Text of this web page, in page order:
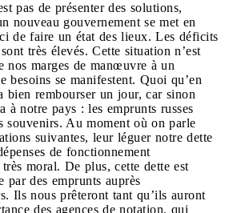
pas de présenter des solutions,
nouveau gouvernement se met en
de faire un état des lieux. Les déficits
très élevés. Cette situation n’est
nos marges de manœuvre à un
besoins se manifestent. Quoi qu’en
bien rembourser un jour, car sinon
à notre pays : les emprunts russes
souvenirs. Au moment où on parle
suivantes, leur léguer notre dette
de fonctionnement
très moral. De plus, cette dette est
par des emprunts auprès
Ils nous prêteront tant qu’ils auront
des agences de notation, qui